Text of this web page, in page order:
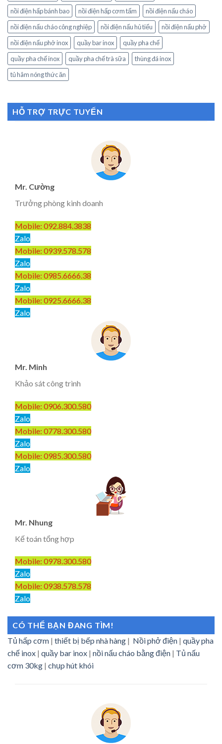
nồi điện hấp bánh bao
nồi điện hấp cơm tấm
nồi điện nấu cháo
nồi điện nấu cháo công nghiệp
nồi điện nấu hủ tiếu
nồi điện nấu phở
nồi điện nấu phở inox
quầy bar inox
quầy pha chế
quầy pha chế inox
quầy pha chế trà sữa
thùng đá inox
tủ hâm nóng thức ăn
HỖ TRỢ TRỰC TUYẾN
Mr. Cường
Trưởng phòng kinh doanh
Mobile: 092.884.3838
Zalo
Mobile: 0939.578.578
Zalo
Mobile: 0985.6666.38
Zalo
Mobile: 0925.6666.38
Zalo
Mr. Minh
Khảo sát công trình
Mobile: 0906.300.580
Zalo
Mobile: 0778.300.580
Zalo
Mobile: 0985.300.580
Zalo
Mr. Nhung
Kế toán tổng hợp
Mobile: 0978.300.580
Zalo
Mobile: 0938.578.578
Zalo
CÓ THỂ BẠN ĐANG TÌM!
Tủ hấp cơm | thiết bị bếp nhà hàng | Nồi phở điện | quầy pha
chế inox | quầy bar inox | nồi nấu cháo bằng điện | Tủ nấu
cơm 30kg | chụp hút khói